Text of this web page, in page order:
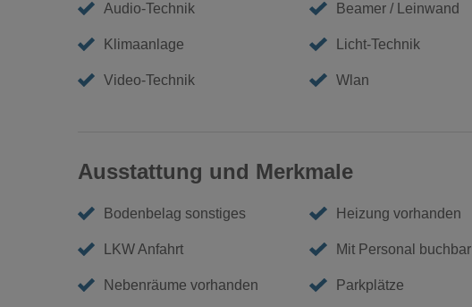
Audio-Technik Beamer / Leinwand
Klimaanlage Licht-Technik
Video-Technik Wlan
Ausstattung und Merkmale
Bodenbelag sonstiges Heizung vorhanden
LKW Anfahrt Mit Personal buchbar
Nebenräume vorhanden Parkplätze